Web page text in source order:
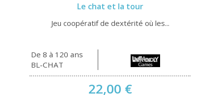
Le chat et la tour
Jeu coopératif de dextérité où les...
De 8 à 120 ans
BL-CHAT
22,00 €